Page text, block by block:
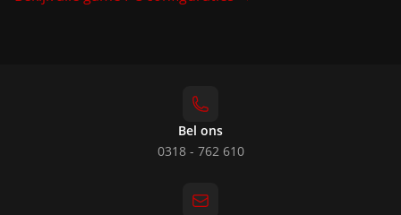
Bel ons
0318 - 762 610